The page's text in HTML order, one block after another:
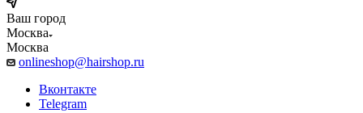
Ваш город
Москва
Москва
onlineshop@hairshop.ru
Вконтакте
Telegram